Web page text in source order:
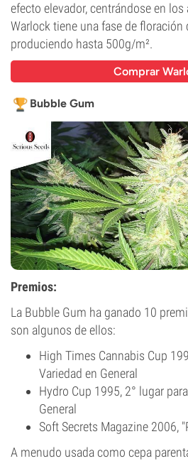
efecto elevador, centrándose en
Warlock tiene una fase de floración
produciendo hasta 500g/m².
Comprar
Bubble Gum
Premios:
La Bubble Gum ha ganado 10
son algunos de ellos:
High Times Cannabis Cup
Variedad en General
Hydro Cup 1995, 2° lugar
General
Soft Secrets Magazine 2006,
A menudo usada como cepa